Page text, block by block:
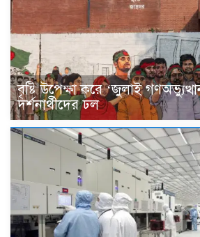
বৃষ্টি উপেক্ষা করে ‘জুলাই
দর্শনার্থীদের ঢল